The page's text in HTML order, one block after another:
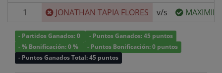
1
JONATHAN TAPIA FLORES v/s
- Partidos Ganados: 0
- Puntos Ganados: 45 puntos
- % Bonificación: 0 %
- Puntos Bonificación: 0 puntos
- Puntos Ganados Total: 45 puntos